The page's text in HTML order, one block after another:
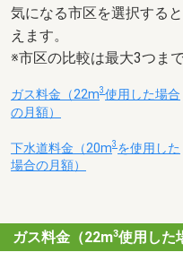
気になる市区を選択する
えます。
※市区の比較は最大3つまで
ガス料金（22m3使用した場合
の月額）
下水道料金（20m3 を使用した
場合の月額）
ガス料金（22m3使用した